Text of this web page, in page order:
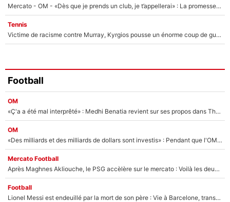
Mercato - OM - «Dès que je prends un club, je t’appellerai» : La promesse de Marcelino au moment de claquer la porte
Tennis
Victime de racisme contre Murray, Kyrgios pousse un énorme coup de gueule !
Football
OM
«Ç'a a été mal interprêté» : Medhi Benatia revient sur ses propos dans The Bridge et précise ses conditions pour rejoindre le PSG !
OM
«Des milliards et des milliards de dollars sont investis» : Pendant que l'OM est en pleine crise financière, Frank McCourt lance un nouveau projet à 260M€ !
Mercato Football
Après Maghnes Akliouche, le PSG accèlère sur le mercato : Voilà les deux nouvelles recrues qui vont signer la semaine prochaine ?
Football
Lionel Messi est endeuillé par la mort de son père : Vie à Barcelone, transfert au PSG... voilà comment Jorge Messi a joué un rôle essentiel dans sa carrière !